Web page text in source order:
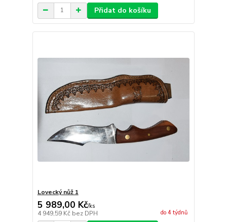
Přidat do košíku
Lovecký nůž 1
5 989,00 Kč/ks
4 949,59 Kč bez DPH do 4 týdnů